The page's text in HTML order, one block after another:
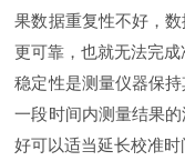
果数据重复性不好，
更可靠，也就无法完成
稳定性是测量仪器保
一段时间内测量结果
好可以适当延长校准时